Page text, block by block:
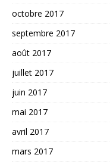
octobre 2017
septembre 2017
août 2017
juillet 2017
juin 2017
mai 2017
avril 2017
mars 2017